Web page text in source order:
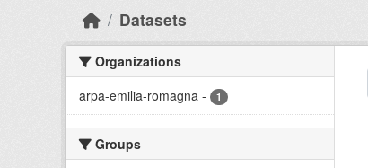
Datasets
Organizations
arpa-emilia-romagna - 1
Groups